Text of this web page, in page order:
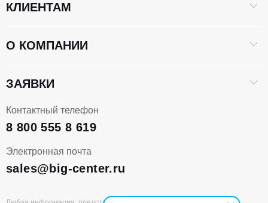
Контактный телефон
8 800 555 8 619
Электронная почта
sales@big-center.ru
КЛИЕНТАМ
О КОМПАНИИ
ЗАЯВКИ